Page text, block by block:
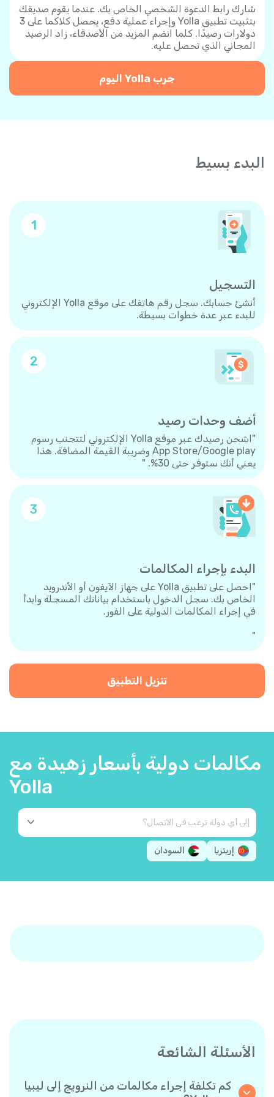
شارك رابط الدعوة الشخصي الخاص بك. عندما يقوم صديقك
بتثبيت تطبيق Yolla وإجراء عملية دفع، يحصل كلاكما على 3
دولارات رصيدًا. كلما انضم المزيد من الأصدقاء، زاد الرصيد
المجاني الذي تحصل عليه.
جرب Yolla اليوم
البدء بسيط
1
التسجيل
أنشئ حسابك. سجل رقم هاتفك على موقع Yolla الإلكتروني
للبدء عبر عدة خطوات بسيطة.
2
أضف وحدات رصيد
"اشحن رصيدك عبر موقع Yolla الإلكتروني لتتجنب رسوم
App Store/Google play وضريبة القيمة المضافة. هذا
يعني أنك ستوفر حتى 30%. "
3
البدء بإجراء المكالمات
"احصل على تطبيق Yolla على جهاز الآيفون أو الأندرويد
الخاص بك. سجل الدخول باستخدام بياناتك المسجلة وابدأ
في إجراء المكالمات الدولية على الفور.
"
تنزيل التطبيق
مكالمات دولية بأسعار زهيدة مع
Yolla
إريتريا السودان
الأسئلة الشائعة
كم تكلفة إجراء مكالمات من النرويج إلى ليبيا